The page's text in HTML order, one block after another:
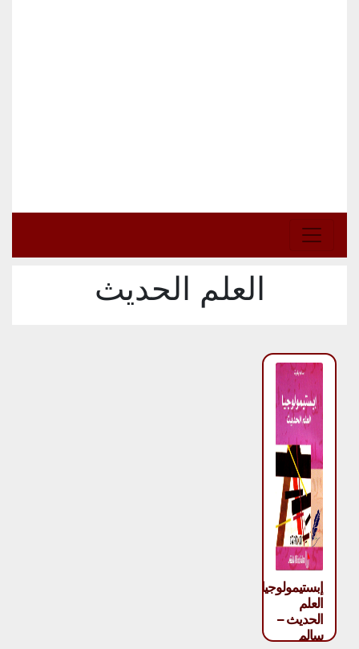
العلم الحديث
إبستيمولوجيا
العلم
الحديث –
سالم